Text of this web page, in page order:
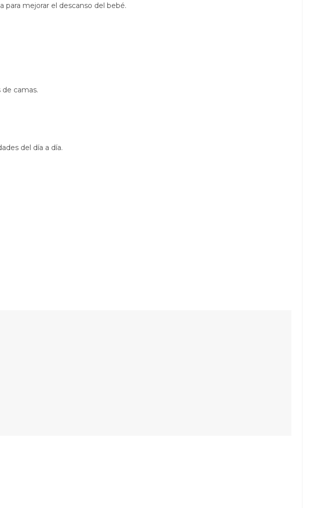
para mejorar el descanso del bebé.
camas.
del día a día.